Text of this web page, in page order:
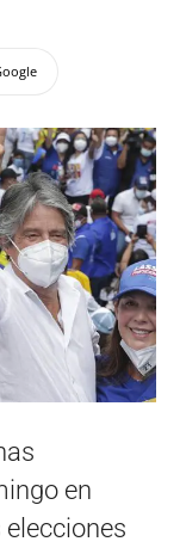
en
elecciones